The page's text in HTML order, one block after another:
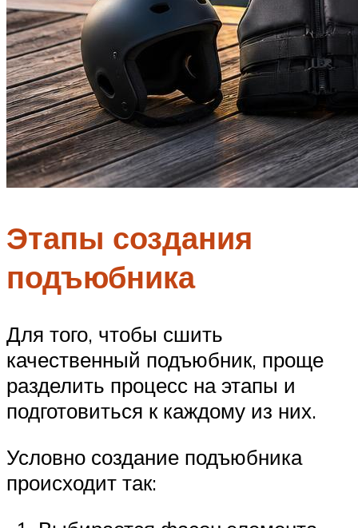
Этапы создания
подъюбника
Для того, чтобы сшить
качественный подъюбник, проще
разделить процесс на этапы и
подготовиться к каждому из них.
Условно создание подъюбника
происходит так: